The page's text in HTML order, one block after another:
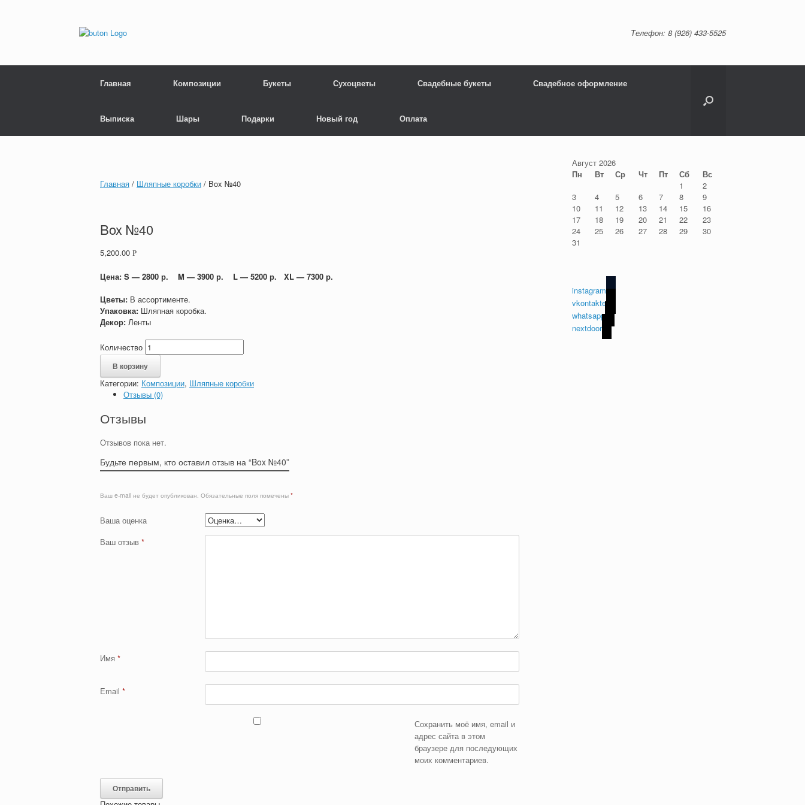
Телефон: 8 (926) 433-5525
Главная Композиции Букеты Сухоцветы Свадебные букеты Свадебное оформление
Выписка Шары Подарки Новый год Оплата
Главная / Шляпные коробки / Box №40
Box №40
5,200.00 Р
Цена: S — 2800 р. M — 3900 р. L — 5200 р. XL — 7300 р.
Цветы: В ассортименте.
Упаковка: Шляпная коробка.
Декор: Ленты
Количество
В корзину
Категории: Композиции, Шляпные коробки
Отзывы (0)
Отзывы
Отзывов пока нет.
Будьте первым, кто оставил отзыв на “Box №40”
Ваш e-mail не будет опубликован. Обязательные поля помечены *
Ваша оценка
Ваш отзыв *
Имя *
Email *
Сохранить моё имя, email и
адрес сайта в этом
браузере для последующих
моих комментариев.
Август 2026
Пн
Вт Ср Чт Пт Сб
Вс
1
2
3
4 5 6 7 8
9
10
11 12 13 14 15
16
17
18 19 20 21 22
23
24
25 26 27 28 29
30
31
instagram
vkontakte
whatsapp
nextdoor